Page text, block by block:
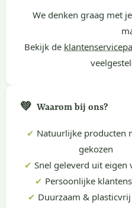
We denken graag met
Bekijk de
💚 Waarom bij ons?
✔ Natuurlijke producten
gekozen
✔ Snel geleverd uit eigen
✔ Persoonlijke
✔ Duurzaam &